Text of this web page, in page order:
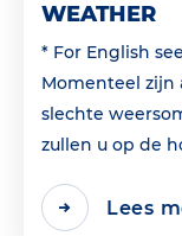
WEATHER
* For English
Momenteel zijn
slechte
zullen u op de
Lees